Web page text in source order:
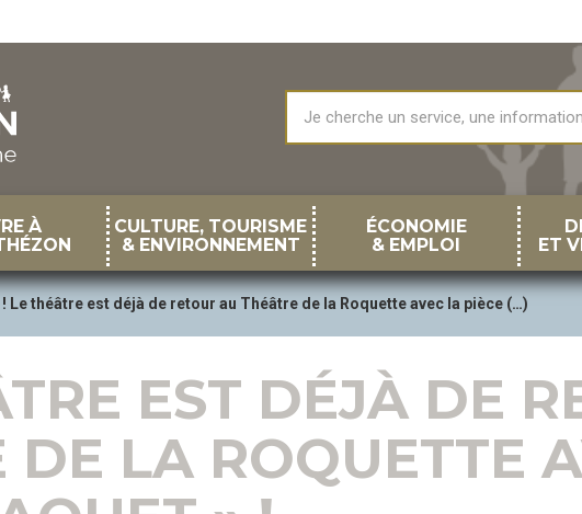
À
CULTURE, TOURISME
& ENVIRONNEMENT
ÉCONOMIE
& EMPLOI
ET
Le théâtre est déjà de retour au Théâtre de la Roquette avec la pièce (…)
EST DÉJÀ DE
DE LA ROQUETTE